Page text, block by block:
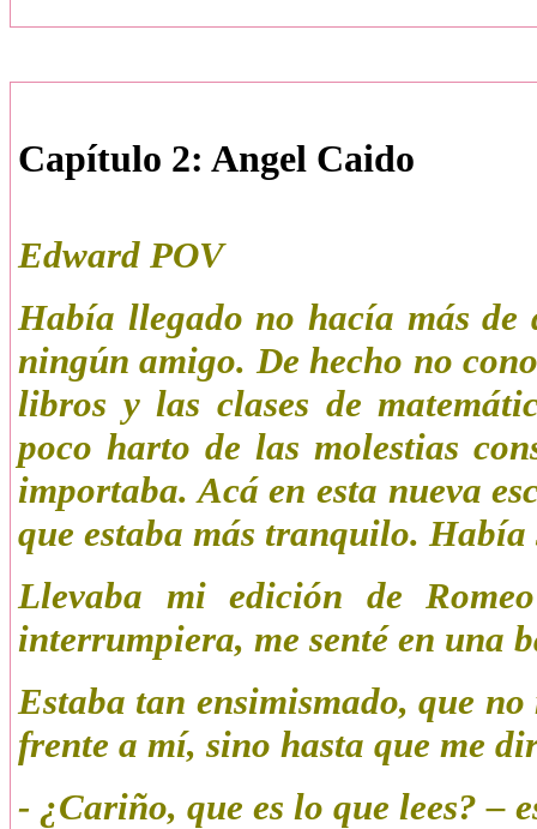
Capítulo 2: Angel Caido
Edward POV
Había llegado no hacía más de
ningún amigo. De hecho no
libros y las clases de
poco harto de las molestias
importaba. Acá en esta nueva
que estaba más tranquilo.
Llevaba mi edición de
interrumpiera, me senté en una
Estaba tan ensimismado, que
frente a mí, sino hasta que me
- ¿Cariño, que es lo que lees? –